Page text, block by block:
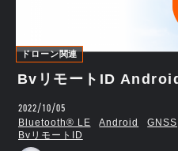
ドローン関連
BvリモートID
2022/10/05
Bluetooth®︎ LE Android GNSS
BvリモートID